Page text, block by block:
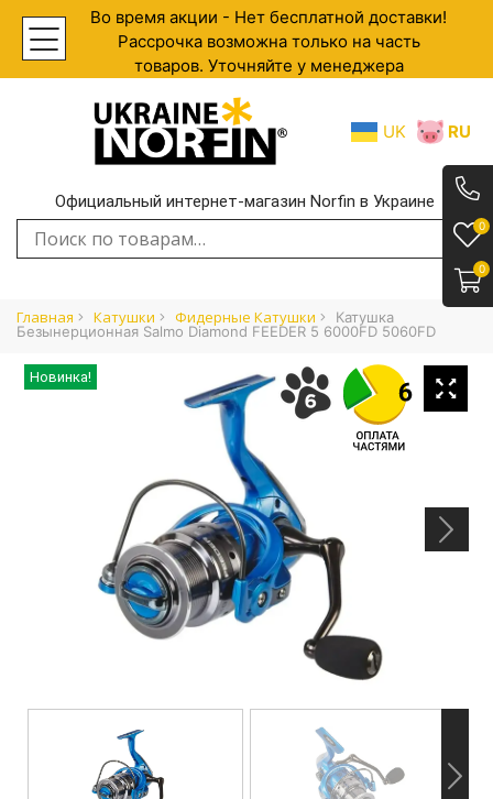
Во время акции - Нет бесплатной доставки!
Рассрочка возможна только на часть
товаров. Уточняйте у менеджера
UK RU
Официальный интернет-магазин Norfin в Украине
Искать:
Главная Катушки Фидерные Катушки
Катушка
Безынерционная Salmo Diamond FEEDER 5 6000FD 5060FD
0
0
Новинка!